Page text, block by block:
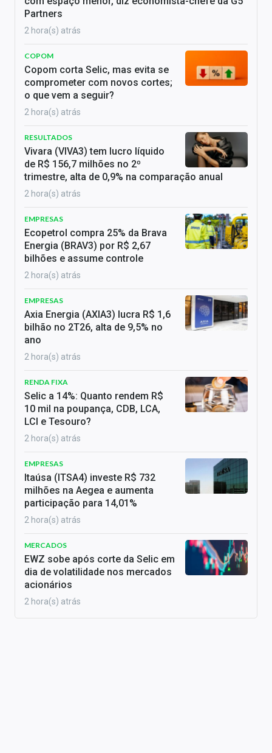
Partners
2 hora(s) atrás
COPOM
Copom corta Selic, mas evita se
comprometer com novos cortes;
o que vem a seguir?
2 hora(s) atrás
RESULTADOS
Vivara (VIVA3) tem lucro líquido
de R$ 156,7 milhões no 2º
trimestre, alta de 0,9% na comparação anual
2 hora(s) atrás
EMPRESAS
Ecopetrol compra 25% da Brava
Energia (BRAV3) por R$ 2,67
bilhões e assume controle
2 hora(s) atrás
EMPRESAS
Axia Energia (AXIA3) lucra R$ 1,6
bilhão no 2T26, alta de 9,5% no
ano
2 hora(s) atrás
RENDA FIXA
Selic a 14%: Quanto rendem R$
10 mil na poupança, CDB, LCA,
LCI e Tesouro?
2 hora(s) atrás
EMPRESAS
Itaúsa (ITSA4) investe R$ 732
milhões na Aegea e aumenta
participação para 14,01%
2 hora(s) atrás
MERCADOS
EWZ sobe após corte da Selic em
dia de volatilidade nos mercados
acionários
2 hora(s) atrás